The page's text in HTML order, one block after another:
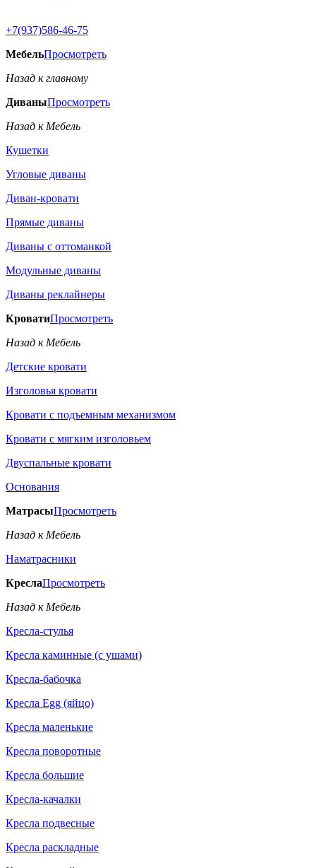
+7(937)586-46-75
МебельПросмотреть
Назад к главному
ДиваныПросмотреть
Назад к Мебель
Кушетки
Угловые диваны
Диван-кровати
Прямые диваны
Диваны с оттоманкой
Модульные диваны
Диваны реклайнеры
КроватиПросмотреть
Назад к Мебель
Детские кровати
Изголовья кровати
Кровати с подъемным механизмом
Кровати с мягким изголовьем
Двуспальные кровати
Основания
МатрасыПросмотреть
Назад к Мебель
Наматрасники
КреслаПросмотреть
Назад к Мебель
Кресла-стулья
Кресла каминные (с ушами)
Кресла-бабочка
Кресла Egg (яйцо)
Кресла маленькие
Кресла поворотные
Кресла большие
Кресла-качалки
Кресла подвесные
Кресла раскладные